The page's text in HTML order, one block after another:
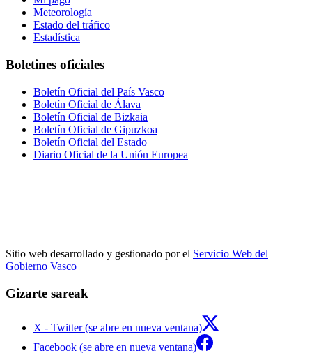
Meteorología
Estado del tráfico
Estadística
Boletines oficiales
Boletín Oficial del País Vasco
Boletín Oficial de Álava
Boletín Oficial de Bizkaia
Boletín Oficial de Gipuzkoa
Boletín Oficial del Estado
Diario Oficial de la Unión Europea
Sitio web desarrollado y gestionado por el Servicio Web del
Gobierno Vasco
Gizarte sareak
X - Twitter (se abre en nueva ventana)
Facebook (se abre en nueva ventana)